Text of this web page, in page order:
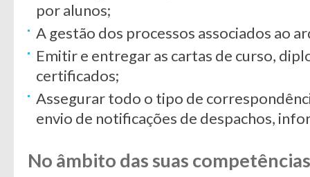
por alunos;
A gestão dos processos associados ao
Emitir e entregar as cartas de curso,
certificados;
Assegurar todo o tipo de
envio de notificações de despachos,
No âmbito das suas